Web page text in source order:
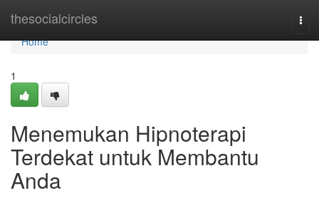
thesocialcircles
Home
Home
1
Menemukan Hipnoterapi
Terdekat untuk Membantu
Anda